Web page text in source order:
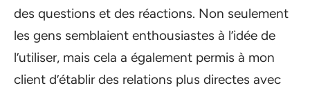
des questions et des réactions. Non seulement
les gens semblaient enthousiastes à l’idée de
l’utiliser, mais cela a également permis à mon
client d’établir des relations plus directes avec